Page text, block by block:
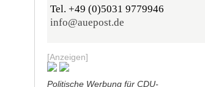
Tel. +49 (0)5031 9779946
info@auepost.de
[Anzeigen]
Politische Werbung für CDU-